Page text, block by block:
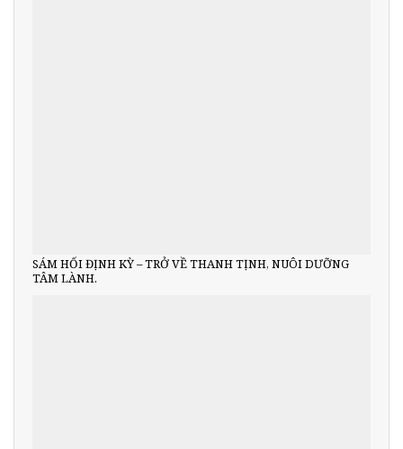
SÁM HỐI ĐỊNH KỲ – TRỞ VỀ THANH TỊNH, NUÔI DƯỠNG
TÂM LÀNH.